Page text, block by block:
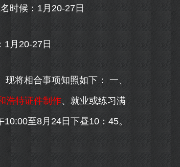
时候：1月20-27日
月20-27日
将相合事项知照如下： 一、
浩特证件制作、就业或练习满
至8月24日下昼10：45。